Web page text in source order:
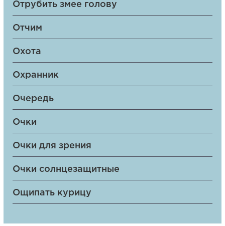
Отрубить змее голову
Отчим
Охота
Охранник
Очередь
Очки
Очки для зрения
Очки солнцезащитные
Ощипать курицу